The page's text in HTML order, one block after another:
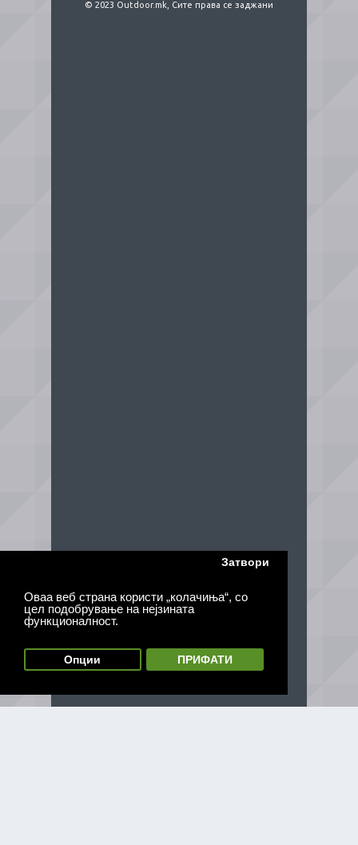
Оваа веб страна користи „колачиња“, со
цел подобрување на нејзината
функционалност.
Затвори
Опции ПРИФАТИ
© 2023 Outdoor.mk, Сите права се заджани